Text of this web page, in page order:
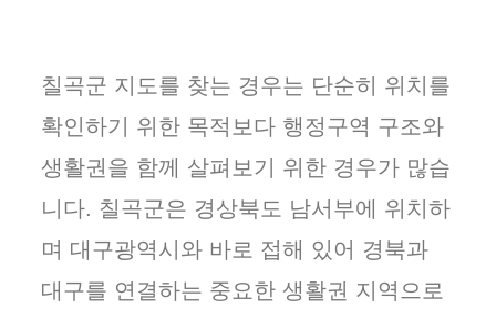
칠곡군 지도를 찾는 경우는 단순히 위치를
확인하기 위한 목적보다 행정구역 구조와
생활권을 함께 살펴보기 위한 경우가 많습
니다. 칠곡군은 경상북도 남서부에 위치하
며 대구광역시와 바로 접해 있어 경북과
대구를 연결하는 중요한 생활권 지역으로